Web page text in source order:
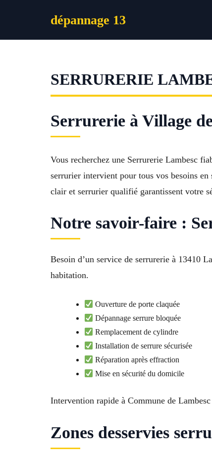
dépannage 13
SERRURERIE
Serrurerie à Village
Vous recherchez une Serrurerie Lambesc
serrurier intervient pour tous vos besoins
clair et serrurier qualifié garantissent votre
Notre savoir-faire :
Besoin d’un service de serrurerie à 13410
habitation.
Ouverture de porte claquée
Dépannage serrure bloquée
Remplacement de cylindre
Installation de serrure sécurisée
Réparation après effraction
Mise en sécurité du domicile
Intervention rapide à Commune de
Zones desservies